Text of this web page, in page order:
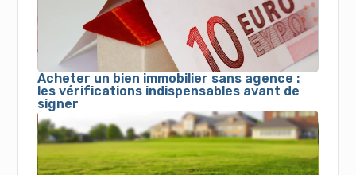
Acheter un bien immobilier sans agence :
les vérifications indispensables avant de
signer